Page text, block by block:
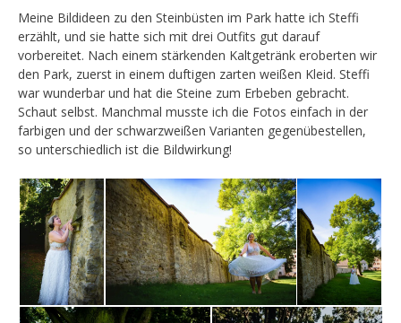
Meine Bildideen zu den Steinbüsten im Park hatte ich Steffi
erzählt, und sie hatte sich mit drei Outfits gut darauf
vorbereitet. Nach einem stärkenden Kaltgetränk eroberten wir
den Park, zuerst in einem duftigen zarten weißen Kleid. Steffi
war wunderbar und hat die Steine zum Erbeben gebracht.
Schaut selbst. Manchmal musste ich die Fotos einfach in der
farbigen und der schwarzweißen Varianten gegenübestellen,
so unterschiedlich ist die Bildwirkung!